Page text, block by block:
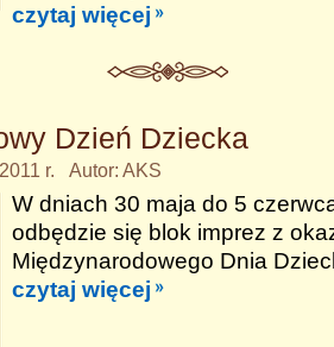
czytaj więcej
Dzień Dziecka
r. Autor: AKS
W dniach 30 maja do 5
odbędzie się blok imprez z
Międzynarodowego Dnia
czytaj więcej